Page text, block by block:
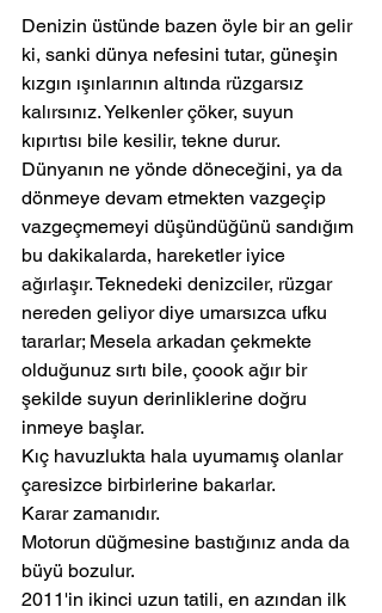
Denizin üstünde bazen öyle bir an gelir
ki, sanki dünya nefesini tutar, güneşin
kızgın ışınlarının altında rüzgarsız
kalırsınız. Yelkenler çöker, suyun
kıpırtısı bile kesilir, tekne durur.
Dünyanın ne yönde döneceğini, ya da
dönmeye devam etmekten vazgeçip
vazgeçmemeyi düşündüğünü sandığım
bu dakikalarda, hareketler iyice
ağırlaşır. Teknedeki denizciler, rüzgar
nereden geliyor diye umarsızca ufku
tararlar; Mesela arkadan çekmekte
olduğunuz sırtı bile, çoook ağır bir
şekilde suyun derinliklerine doğru
inmeye başlar.
Kıç havuzlukta hala uyumamış olanlar
çaresizce birbirlerine bakarlar.
Karar zamanıdır.
Motorun düğmesine bastığınız anda da
büyü bozulur.
2011'in ikinci uzun tatili, en azından ilk